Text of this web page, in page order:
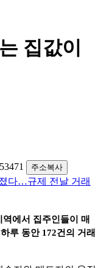
집값이
주소복사
다…규제 전날 거래
에서 집주인들이 매
루 동안 172건의 거래